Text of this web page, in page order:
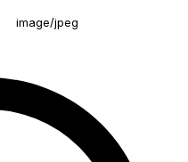
image/jpeg